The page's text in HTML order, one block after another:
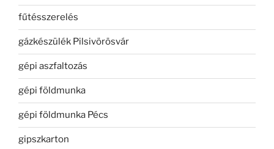
fűtésszerelés
gázkészülék Pilsivörösvár
gépi aszfaltozás
gépi földmunka
gépi földmunka Pécs
gipszkarton